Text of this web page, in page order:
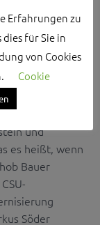
,GASTRO
Kreises
und
es heißt, wenn
Bauer
Söder
Erfahrungen zu
dies für Sie in
von Cookies
Cookie